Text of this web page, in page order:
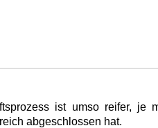
ist umso reifer, je
abgeschlossen hat.